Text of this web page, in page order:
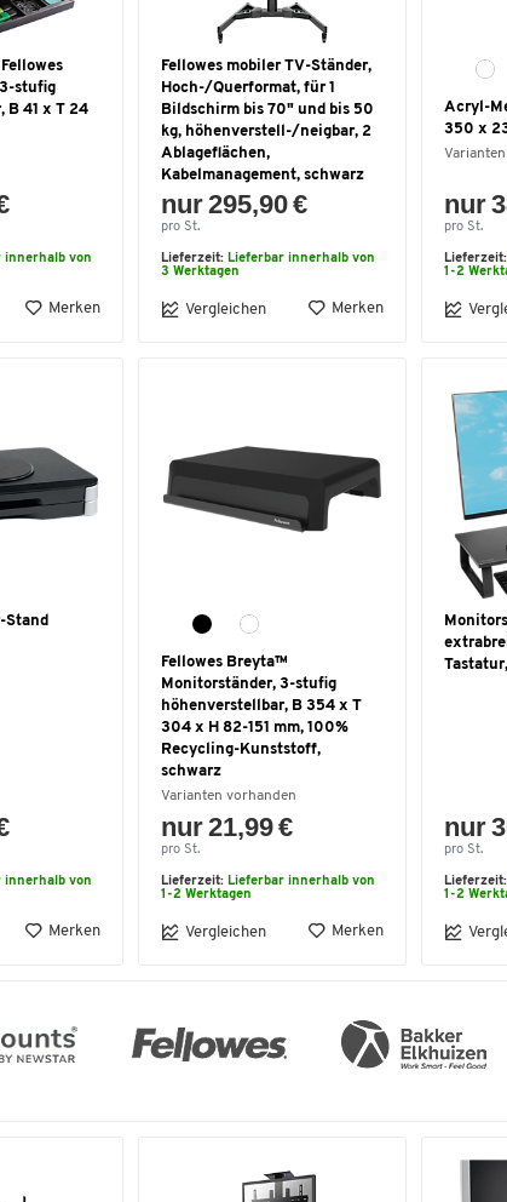
stufig
B 41 x T 24
innerhalb von
Merken
Fellowes mobiler TV-Ständer,
Hoch-/Querformat, für 1
Bildschirm bis 70" und bis 50
kg, höhenverstell-/neigbar, 2
Ablageflächen,
Kabelmanagement, schwarz
nur 295,90 €
pro St.
Lieferzeit: Lieferbar innerhalb von
3 Werktagen
Vergleichen Merken
Acryl-
350 x
nur
pro St.
Lieferzeit:
1-2
innerhalb von
Merken
Fellowes Breyta™
Monitorständer, 3-stufig
höhenverstellbar, B 354 x T
304 x H 82-151 mm, 100%
Recycling-Kunststoff,
schwarz
Varianten vorhanden
nur 21,99 €
pro St.
Lieferzeit: Lieferbar innerhalb von
1-2 Werktagen
Vergleichen Merken
nur
pro St.
Lieferzeit:
1-2